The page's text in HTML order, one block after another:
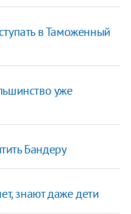
в Таможенный
уже
Бандеру
знают даже дети